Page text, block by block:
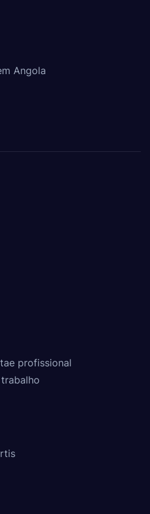
Angola
profissional